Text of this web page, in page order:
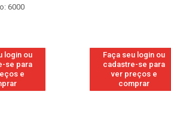
6000
login ou
se para
e
Faça seu login ou
cadastre-se para
ver preços e
comprar